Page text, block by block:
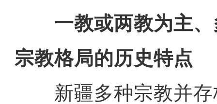
一教或两教为主
宗教格局的历史特点
新疆多种宗教并存